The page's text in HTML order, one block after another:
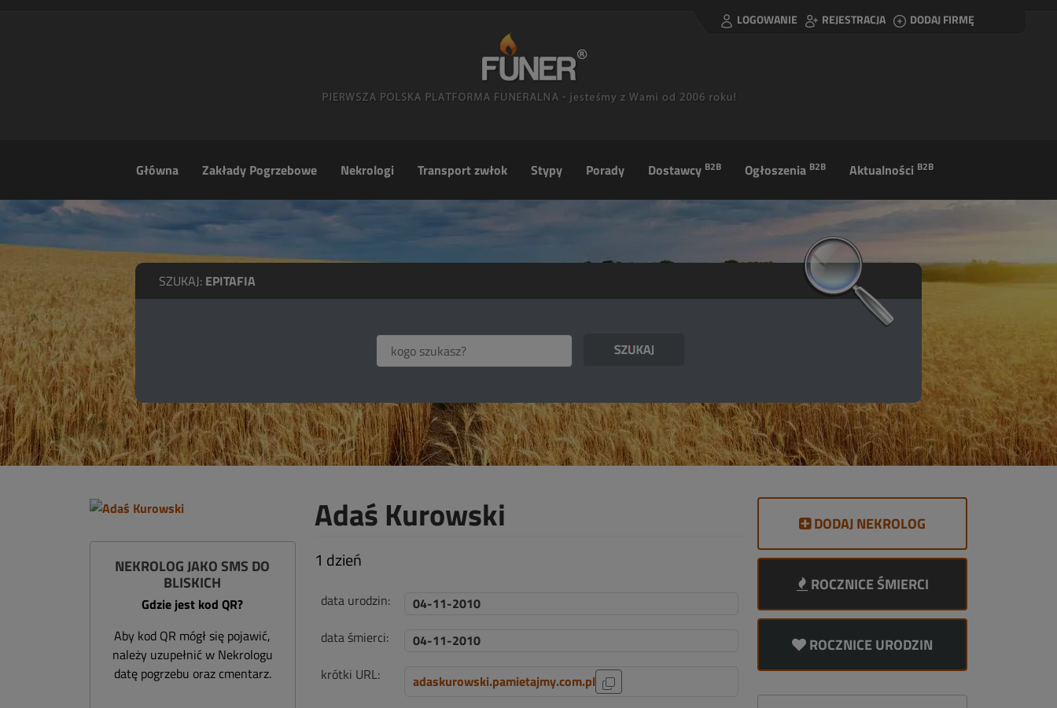
LOGOWANIE REJESTRACJA DODAJ FIRMĘ
Główna Zakłady Pogrzebowe Nekrologi Transport zwłok Stypy Porady Dostawcy B2B Ogłoszenia B2B Aktualności B2B
SZUKAJ: EPITAFIA
NEKROLOG JAKO SMS DO
BLISKICH
Gdzie jest kod QR?
Aby kod QR mógł się pojawić,
należy uzupełnić w Nekrologu
datę pogrzebu oraz cmentarz.
Adaś Kurowski
1 dzień
data urodzin:
04-11-2010
data śmierci:
04-11-2010
krótki URL:
adaskurowski.pamietajmy.com.pl
DODAJ NEKROLOG
ROCZNICE ŚMIERCI
ROCZNICE URODZIN